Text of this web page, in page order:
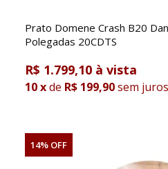
Prato Domene Crash B20
Polegadas 20CDTS
R$ 1.799,10
10xde R$ 199,90sem juros
14% OFF